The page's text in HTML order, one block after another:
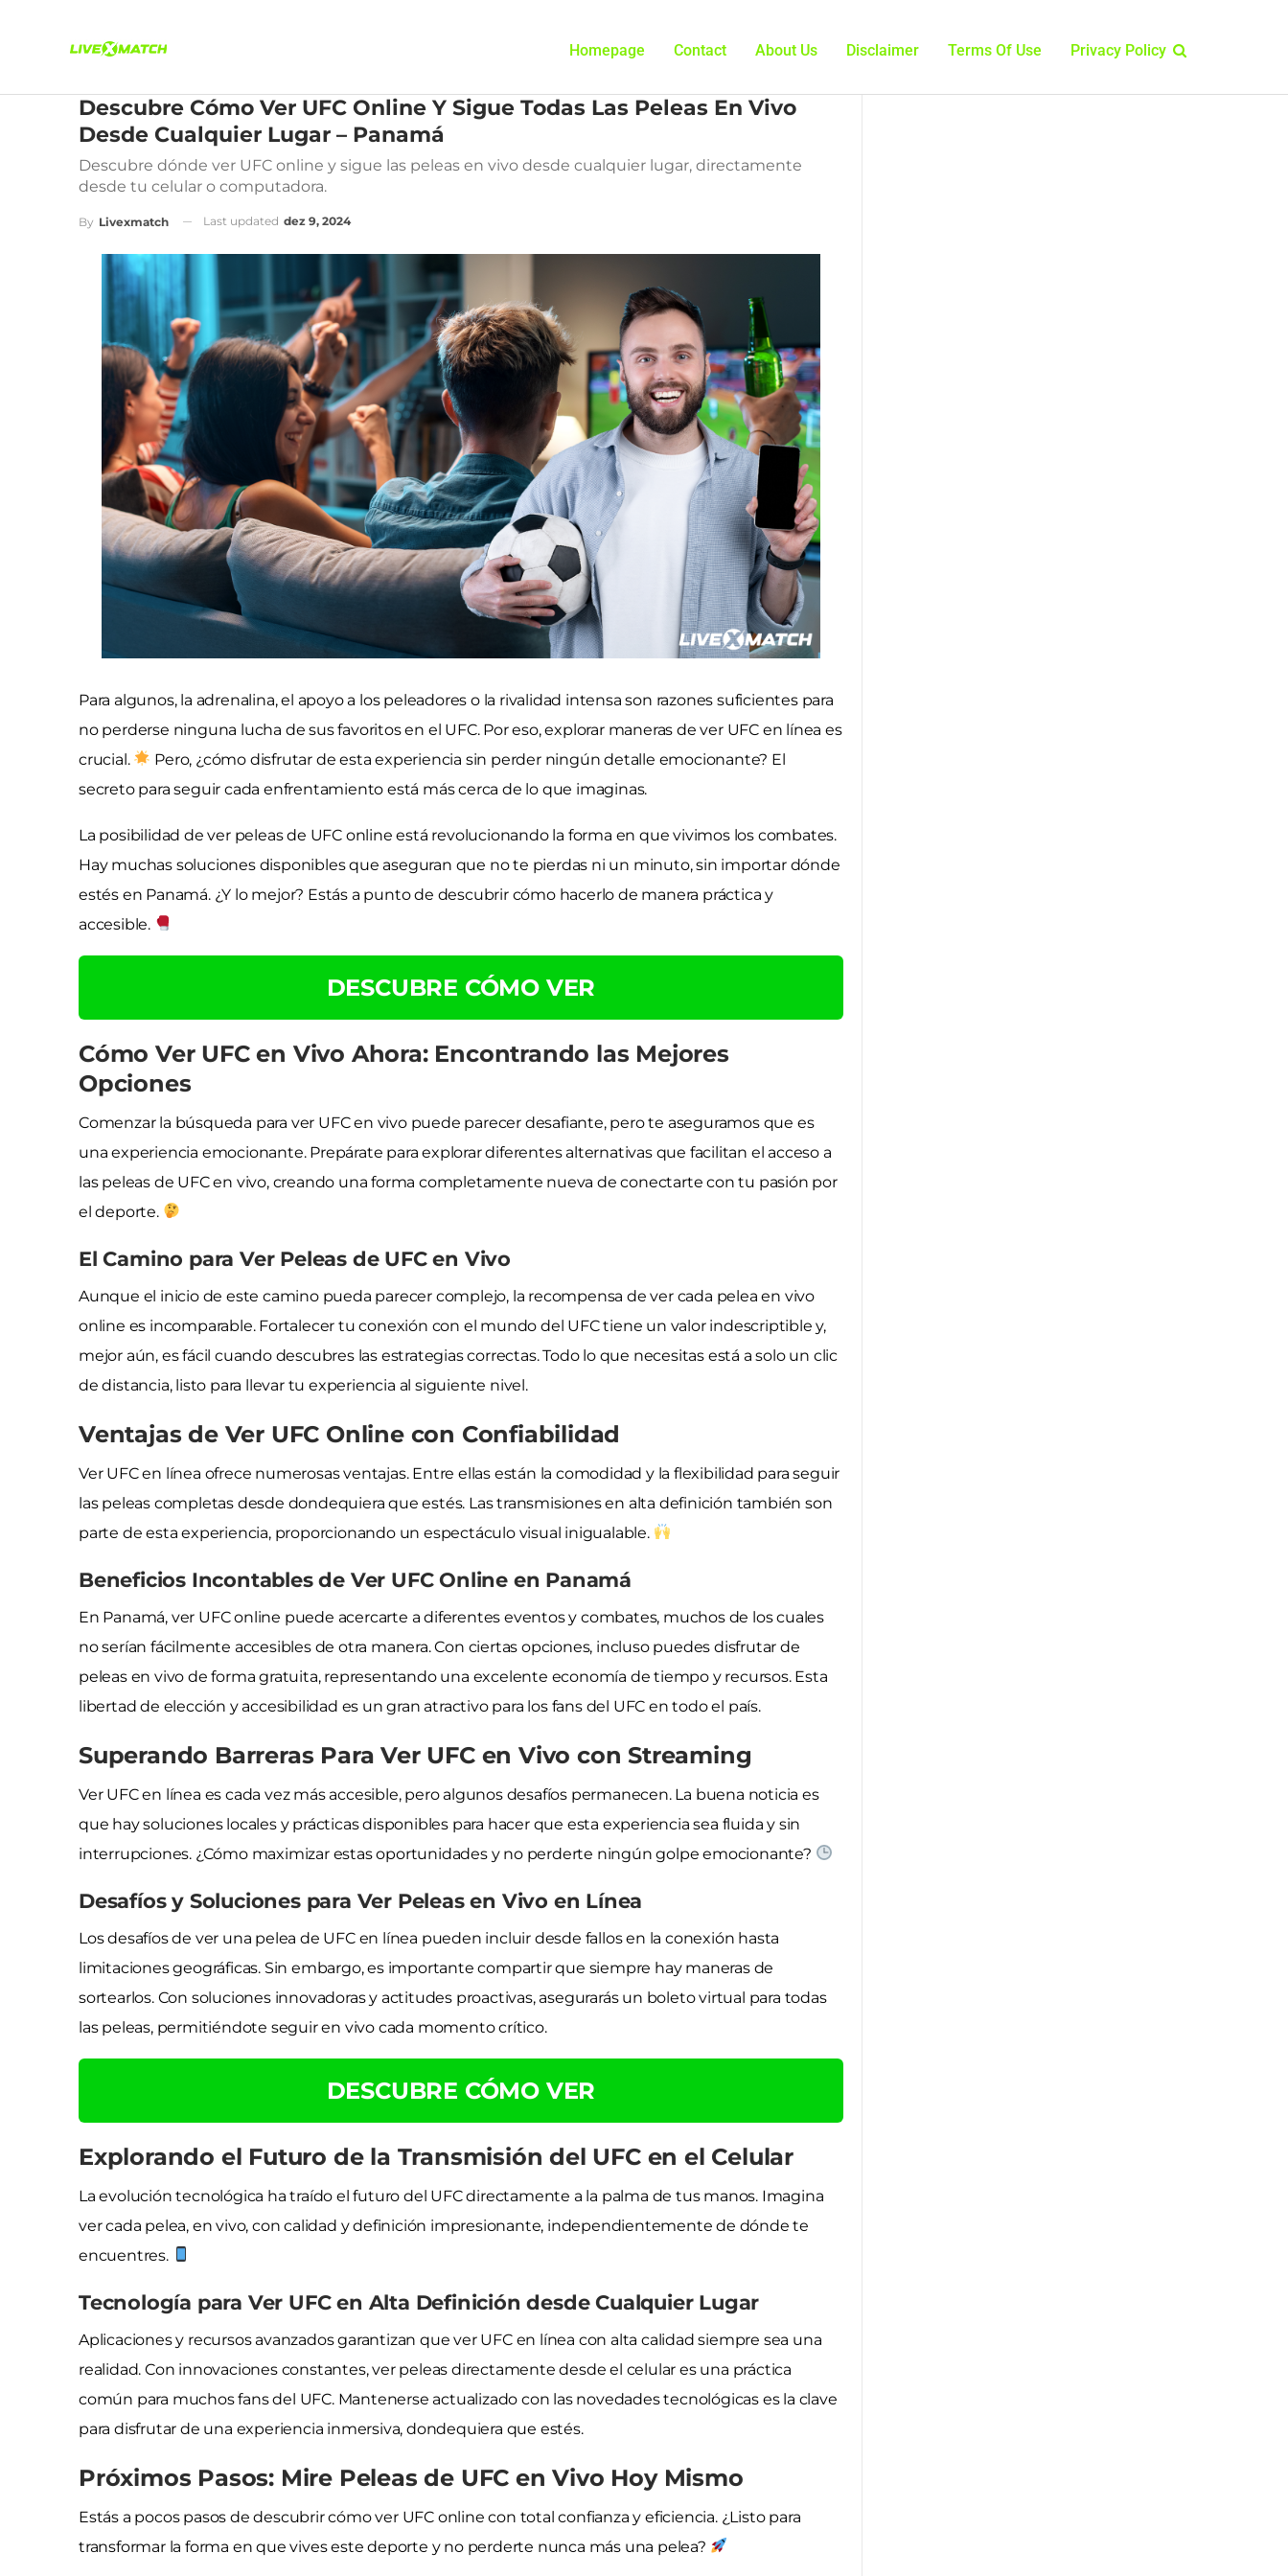
Homepage Contact About Us Disclaimer Terms Of Use Privacy Policy
Descubre Cómo Ver UFC Online Y Sigue Todas Las Peleas En Vivo
Desde Cualquier Lugar – Panamá
Descubre dónde ver UFC online y sigue las peleas en vivo desde cualquier lugar, directamente
desde tu celular o computadora.
By Livexmatch Last updated dez 9, 2024
Para algunos, la adrenalina, el apoyo a los peleadores o la rivalidad intensa son razones suficientes para
no perderse ninguna lucha de sus favoritos en el UFC. Por eso, explorar maneras de ver UFC en línea es
crucial.
Pero, ¿cómo disfrutar de esta experiencia sin perder ningún detalle emocionante? El
secreto para seguir cada enfrentamiento está más cerca de lo que imaginas.
La posibilidad de ver peleas de UFC online está revolucionando la forma en que vivimos los combates.
Hay muchas soluciones disponibles que aseguran que no te pierdas ni un minuto, sin importar dónde
estés en Panamá. ¿Y lo mejor? Estás a punto de descubrir cómo hacerlo de manera práctica y
accesible.
DESCUBRE CÓMO VER
Cómo Ver UFC en Vivo Ahora: Encontrando las Mejores
Opciones
Comenzar la búsqueda para ver UFC en vivo puede parecer desafiante, pero te aseguramos que es
una experiencia emocionante. Prepárate para explorar diferentes alternativas que facilitan el acceso a
las peleas de UFC en vivo, creando una forma completamente nueva de conectarte con tu pasión por
el deporte.
El Camino para Ver Peleas de UFC en Vivo
Aunque el inicio de este camino pueda parecer complejo, la recompensa de ver cada pelea en vivo
online es incomparable. Fortalecer tu conexión con el mundo del UFC tiene un valor indescriptible y,
mejor aún, es fácil cuando descubres las estrategias correctas. Todo lo que necesitas está a solo un clic
de distancia, listo para llevar tu experiencia al siguiente nivel.
Ventajas de Ver UFC Online con Confiabilidad
Ver UFC en línea ofrece numerosas ventajas. Entre ellas están la comodidad y la flexibilidad para seguir
las peleas completas desde dondequiera que estés. Las transmisiones en alta definición también son
parte de esta experiencia, proporcionando un espectáculo visual inigualable.
Beneficios Incontables de Ver UFC Online en Panamá
En Panamá, ver UFC online puede acercarte a diferentes eventos y combates, muchos de los cuales
no serían fácilmente accesibles de otra manera. Con ciertas opciones, incluso puedes disfrutar de
peleas en vivo de forma gratuita, representando una excelente economía de tiempo y recursos. Esta
libertad de elección y accesibilidad es un gran atractivo para los fans del UFC en todo el país.
Superando Barreras Para Ver UFC en Vivo con Streaming
Ver UFC en línea es cada vez más accesible, pero algunos desafíos permanecen. La buena noticia es
que hay soluciones locales y prácticas disponibles para hacer que esta experiencia sea fluida y sin
interrupciones. ¿Cómo maximizar estas oportunidades y no perderte ningún golpe emocionante?
Desafíos y Soluciones para Ver Peleas en Vivo en Línea
Los desafíos de ver una pelea de UFC en línea pueden incluir desde fallos en la conexión hasta
limitaciones geográficas. Sin embargo, es importante compartir que siempre hay maneras de
sortearlos. Con soluciones innovadoras y actitudes proactivas, asegurarás un boleto virtual para todas
las peleas, permitiéndote seguir en vivo cada momento crítico.
DESCUBRE CÓMO VER
Explorando el Futuro de la Transmisión del UFC en el Celular
La evolución tecnológica ha traído el futuro del UFC directamente a la palma de tus manos. Imagina
ver cada pelea, en vivo, con calidad y definición impresionante, independientemente de dónde te
encuentres.
Tecnología para Ver UFC en Alta Definición desde Cualquier Lugar
Aplicaciones y recursos avanzados garantizan que ver UFC en línea con alta calidad siempre sea una
realidad. Con innovaciones constantes, ver peleas directamente desde el celular es una práctica
común para muchos fans del UFC. Mantenerse actualizado con las novedades tecnológicas es la clave
para disfrutar de una experiencia inmersiva, dondequiera que estés.
Próximos Pasos: Mire Peleas de UFC en Vivo Hoy Mismo
Estás a pocos pasos de descubrir cómo ver UFC online con total confianza y eficiencia. ¿Listo para
transformar la forma en que vives este deporte y no perderte nunca más una pelea?